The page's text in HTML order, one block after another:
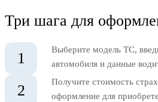
Три шага для
1
Выберите модель ТС,
автомобиля и данные
2
Получите стоимость
оформление для